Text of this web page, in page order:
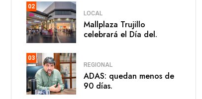
02
LOCAL
Mallplaza Trujillo
celebrará el Día del.
03
REGIONAL
ADAS: quedan menos de
90 días.